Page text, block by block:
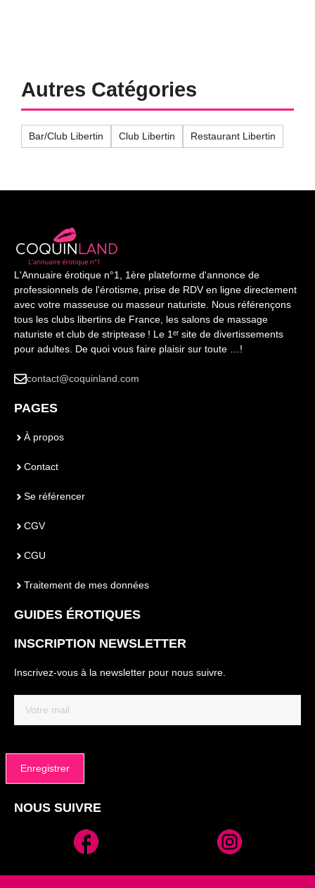
Autres Catégories
Bar/Club Libertin Club Libertin Restaurant Libertin
L'Annuaire érotique n°1, 1ère plateforme d'annonce de
professionnels de l'érotisme, prise de RDV en ligne directement
avec votre masseuse ou masseur naturiste. Nous référençons
tous les clubs libertins de France, les salons de massage
naturiste et club de striptease ! Le 1ᵉʳ site de divertissements
pour adultes. De quoi vous faire plaisir sur toute …!
contact@coquinland.com
PAGES
À propos
Contact
Se référencer
CGV
CGU
Traitement de mes données
GUIDES ÉROTIQUES
INSCRIPTION NEWSLETTER
Inscrivez-vous à la newsletter pour nous suivre.
Alternative:
NOUS SUIVRE